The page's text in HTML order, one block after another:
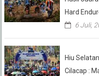
Hard
6 Juli,
Hiu
Cilacap :